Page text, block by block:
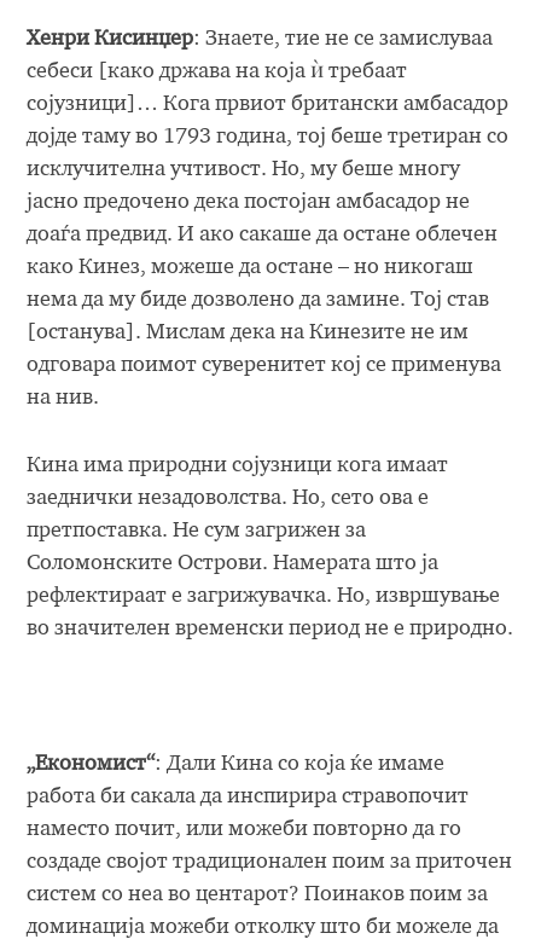
Хенри Кисинџер: Знаете, тие не се замислуваа
себеси [како држава на која ѝ требаат
сојузници]… Кога првиот британски амбасадор
дојде таму во 1793 година, тој беше третиран со
исклучителна учтивост. Но, му беше многу
јасно предочено дека постојан амбасадор не
доаѓа предвид. И ако сакаше да остане облечен
како Кинез, можеше да остане – но никогаш
нема да му биде дозволено да замине. Тој став
[останува]. Мислам дека на Кинезите не им
одговара поимот суверенитет кој се применува
на нив.
Кина има природни сојузници кога имаат
заеднички незадоволства. Но, сето ова е
претпоставка. Не сум загрижен за
Соломонските Острови. Намерата што ја
рефлектираат е загрижувачка. Но, извршување
во значителен временски период не е природно.
„Економист“: Дали Кина со која ќе имаме
работа би сакала да инспирира стравопочит
наместо почит, или можеби повторно да го
создаде својот традиционален поим за приточен
систем со неа во центарот? Поинаков поим за
доминација можеби отколку што би можеле да